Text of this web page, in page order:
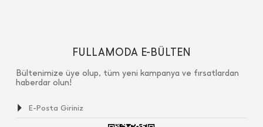
FULLAMODA E-BÜLTEN
Bültenimize üye olup, tüm yeni kampanya ve fırsatlardan
haberdar olun!